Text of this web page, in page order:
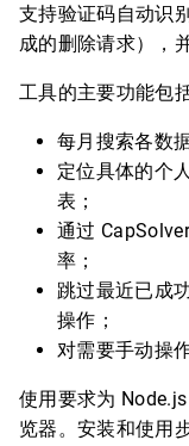
支持验证码自动识
成的删除请求），
工具的主要功能包
每月搜索各数
定位具体的个
表；
通过
率；
跳过最近已成
操作；
对需要手动操
使用要求为
览器。安装和使用